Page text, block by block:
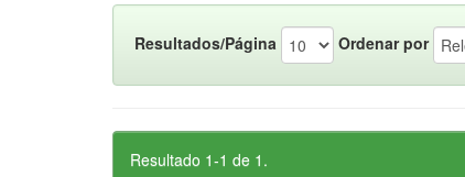
Resultados/Página Ordenar por
Resultado 1-1 de 1.